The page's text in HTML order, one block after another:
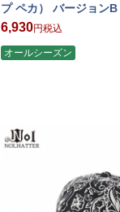
プ ペカ） バージョンB
6,930 税込
オールシーズン